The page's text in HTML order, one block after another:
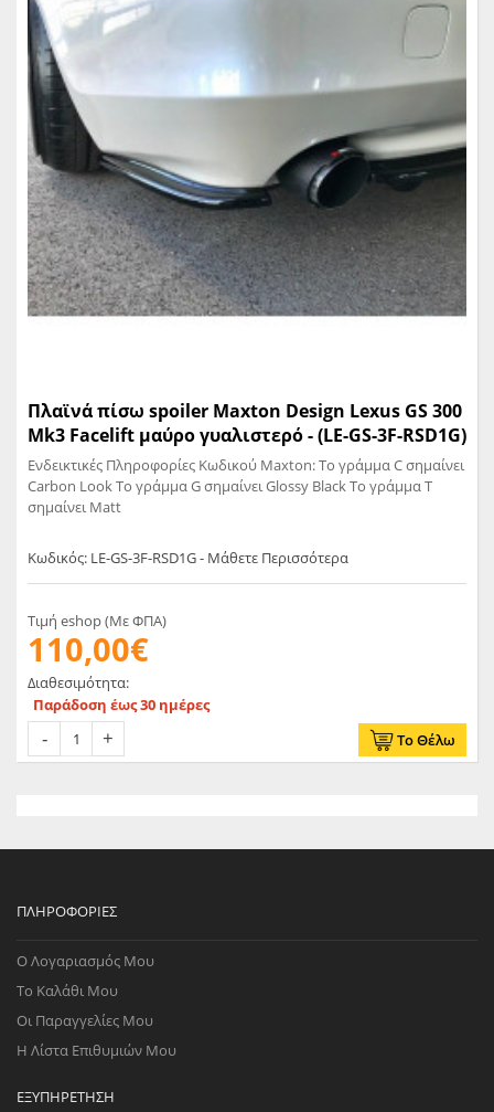
Πλαϊνά πίσω spoiler Maxton Design Lexus GS 300
Mk3 Facelift μαύρο γυαλιστερό - (LE-GS-3F-RSD1G)
Ενδεικτικές Πληροφορίες Κωδικού Maxton: Το γράμμα C σημαίνει
Carbon Look Το γράμμα G σημαίνει Glossy Black Το γράμμα T
σημαίνει Matt
Κωδικός: LE-GS-3F-RSD1G - Μάθετε Περισσότερα
Τιμή eshop (Με ΦΠΑ)
110,00€
Διαθεσιμότητα:
Παράδοση έως 30 ημέρες
Το Θέλω
ΠΛΗΡΟΦΟΡΊΕΣ
Ο Λογαριασμός Μου
Το Καλάθι Μου
Οι Παραγγελίες Μου
Η Λίστα Επιθυμιών Μου
ΕΞΥΠΗΡΈΤΗΣΗ